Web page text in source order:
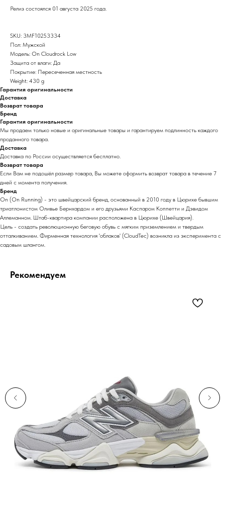
Релиз состоялся 01 августа 2025 года.
SKU: 3MF10253334
Пол: Мужской
Модель: On Cloudrock Low
Защита от влаги: Да
Покрытие: Пересеченная местность
Weight: 430 g
Гарантия оригинальности
Доставка
Возврат товара
Бренд
Гарантия оригинальности
Мы продаем только новые и оригинальные товары и гарантируем подлинность каждого
проданного товара.
Доставка
Доставка по России осуществляется бесплатно.
Возврат товара
Если Вам не подошёл размер товара, Вы можете оформить возврат товара в течение 7
дней с момента получения.
Бренд
On (On Running) - это швейцарский бренд, основанный в 2010 году в Цюрихе бывшим
триатлонистом Оливье Бернхардом и его друзьями Каспаром Коппетти и Дэвидом
Аллеманном. Штаб-квартира компании расположена в Цюрихе (Швейцария).
Цель - создать революционную беговую обувь с мягким приземлением и твердым
отталкиванием. Фирменная технология 'облаков' (CloudTec) возникла из эксперимента с
садовым шлангом.
Рекомендуем